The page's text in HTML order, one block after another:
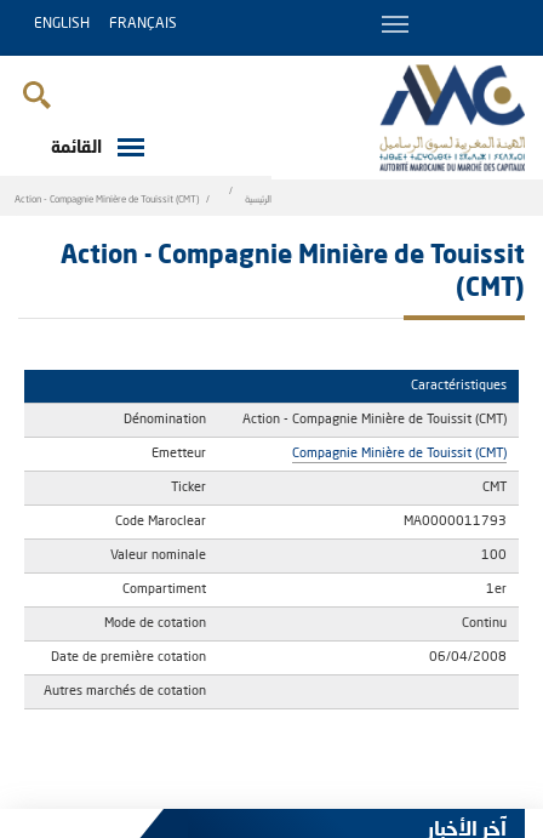
FRANÇAIS
ENGLISH
القائمة
الرئيسية Action - Compagnie Minière de Touissit (CMT)
Action - Compagnie Minière de Touissit
(CMT)
Caractéristiques
Dénomination Action - Compagnie Minière de Touissit (CMT)
Emetteur Compagnie Minière de Touissit (CMT)
Ticker CMT
Code Maroclear MA0000011793
Valeur nominale 100
Compartiment 1er
Mode de cotation Continu
Date de première cotation 06/04/2008
Autres marchés de cotation
آخر الأخبار